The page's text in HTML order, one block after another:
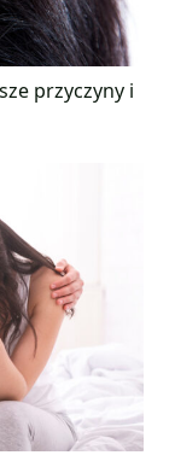
przyczyny i